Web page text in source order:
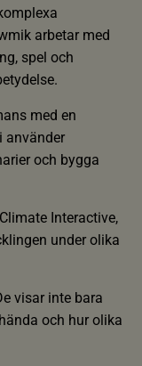
arbetar med
spel och
med en
använder
och bygga
Interactive,
under olika
visar inte bara
och hur olika